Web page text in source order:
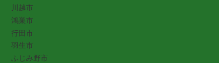
川越市
鴻巣市
行田市
羽生市
ふじみ野市